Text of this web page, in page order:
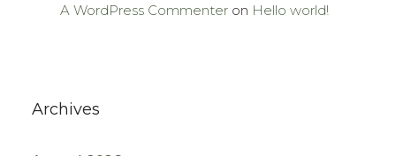
A WordPress Commenter on Hello world!
Archives